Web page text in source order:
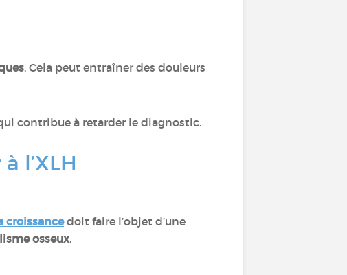
. Cela peut entraîner des douleurs
contribue à retarder le diagnostic.
l’XLH
croissancedoit faire l’objet d’une
osseux.